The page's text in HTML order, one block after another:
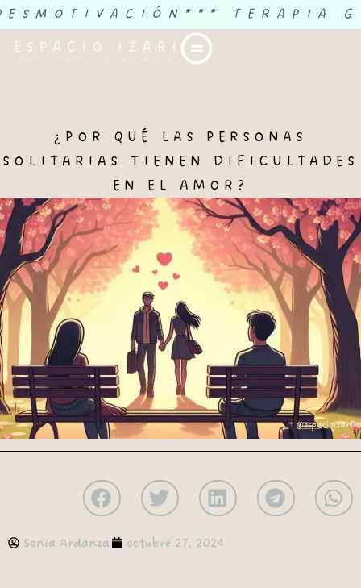
*** TERAPIA
¿POR QUÉ LAS PERSONAS
SOLITARIAS TIENEN DIFICULTADES
EN EL AMOR?
Sonia Ardanza octubre 27, 2024